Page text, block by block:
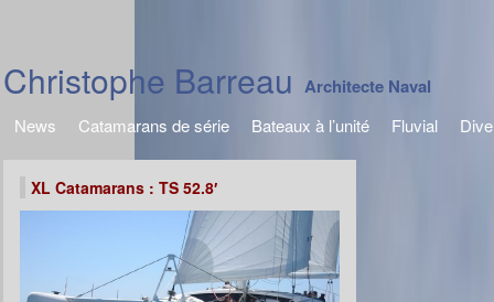
Christophe Barreau Architecte Naval
News Catamarans de série Bateaux à l’unité Fluvial
XL Catamarans : TS 52.8′